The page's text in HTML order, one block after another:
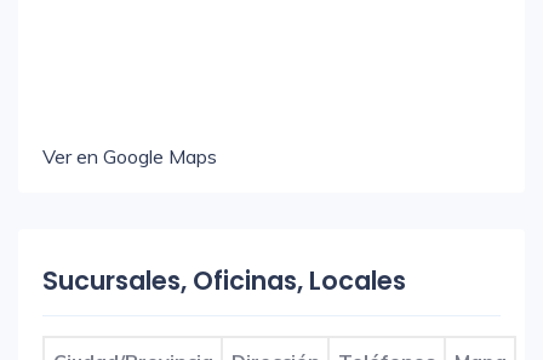
Ver en Google Maps
Sucursales, Oficinas, Locales